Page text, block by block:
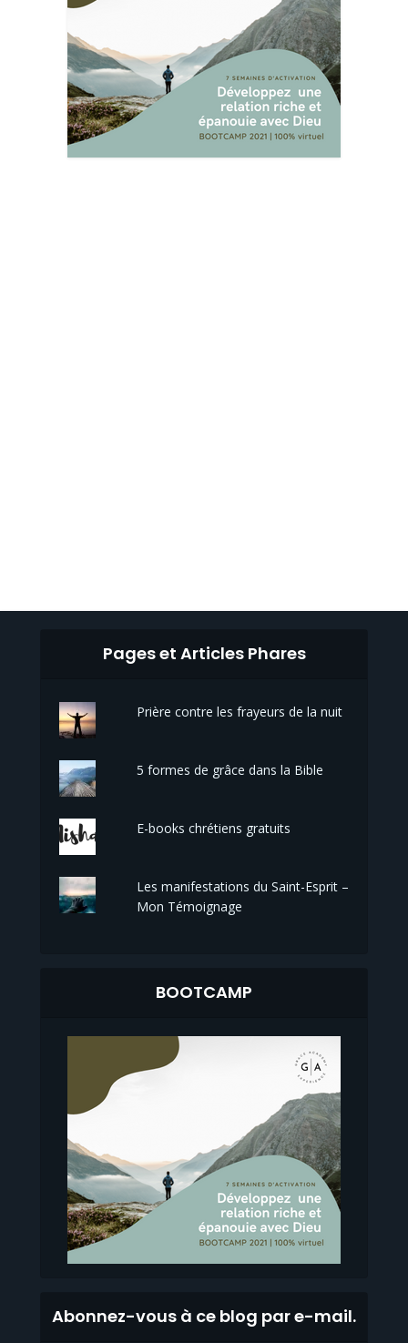
Pages et Articles Phares
Prière contre les frayeurs de la nuit
5 formes de grâce dans la Bible
E-books chrétiens gratuits
Les manifestations du Saint-Esprit –
Mon Témoignage
BOOTCAMP
Abonnez-vous à ce blog par e-mail.